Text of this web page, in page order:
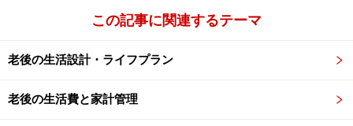
●自分の可能性を開く趣味
ITスキルは、中高年の方は苦手と感じることもありま
す。しかし、これからの生活を考えると、学んでおいて
損はありません。趣味として親しんでおくとよいでしょ
う。たとえば、プログラミングなどは「難しそう……」と
この記事に関連するテーマ
老後の生活設計・ライフプラン
老後の生活費と家計管理